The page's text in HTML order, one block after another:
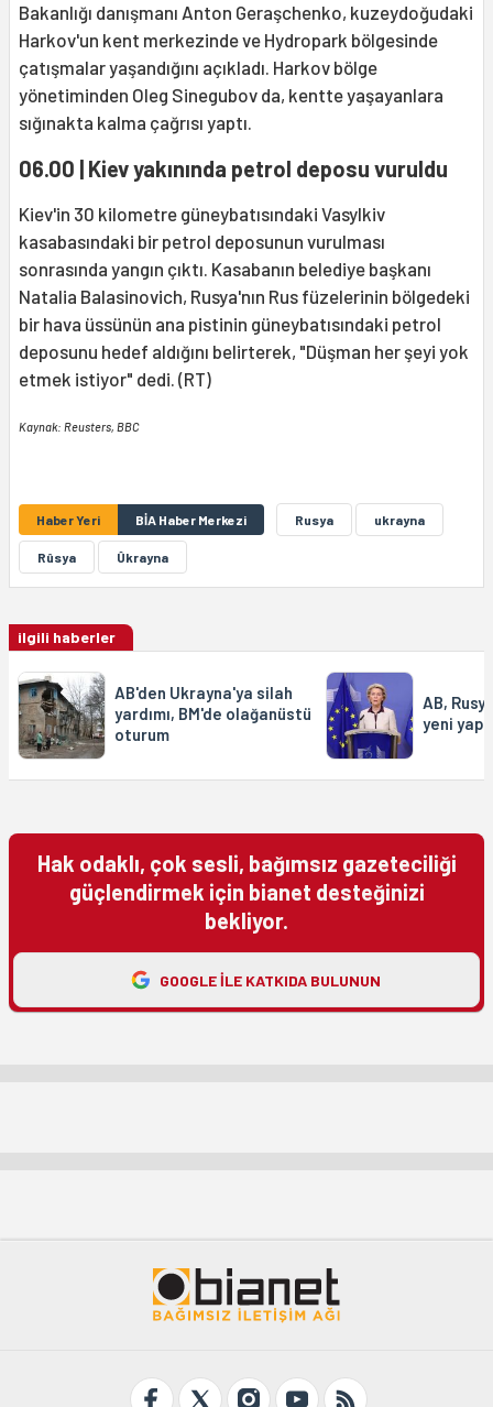
Bakanlığı danışmanı Anton Geraşchenko, kuzeydoğudaki
Harkov'un kent merkezinde ve Hydropark bölgesinde
çatışmalar yaşandığını açıkladı. Harkov bölge
yönetiminden Oleg Sinegubov da, kentte yaşayanlara
sığınakta kalma çağrısı yaptı.
06.00 | Kiev yakınında petrol deposu vuruldu
Kiev'in 30 kilometre güneybatısındaki Vasylkiv
kasabasındaki bir petrol deposunun vurulması
sonrasında yangın çıktı. Kasabanın belediye başkanı
Natalia Balasinovich, Rusya'nın Rus füzelerinin bölgedeki
bir hava üssünün ana pistinin güneybatısındaki petrol
deposunu hedef aldığını belirterek, "Düşman her şeyi yok
etmek istiyor" dedi. (RT)
Kaynak: Reusters, BBC
Haber Yeri BİA Haber Merkezi Rusya ukrayna
Rûsya Ûkrayna
ilgili haberler
AB'den Ukrayna'ya silah
yardımı, BM'de olağanüstü
oturum
AB,
yeni
Hak odaklı, çok sesli, bağımsız gazeteciliği
güçlendirmek için bianet desteğinizi
bekliyor.
GOOGLE ILE KATKIDA BULUNUN